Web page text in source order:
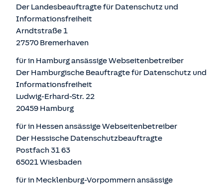
Der Landesbeauftragte für Datenschutz und
Informationsfreiheit
Arndtstraße 1
27570 Bremerhaven
für in Hamburg ansässige Webseitenbetreiber
Der Hamburgische Beauftragte für Datenschutz und
Informationsfreiheit
Ludwig-Erhard-Str. 22
20459 Hamburg
für in Hessen ansässige Webseitenbetreiber
Der Hessische Datenschutzbeauftragte
Postfach 31 63
65021 Wiesbaden
für in Mecklenburg-Vorpommern ansässige